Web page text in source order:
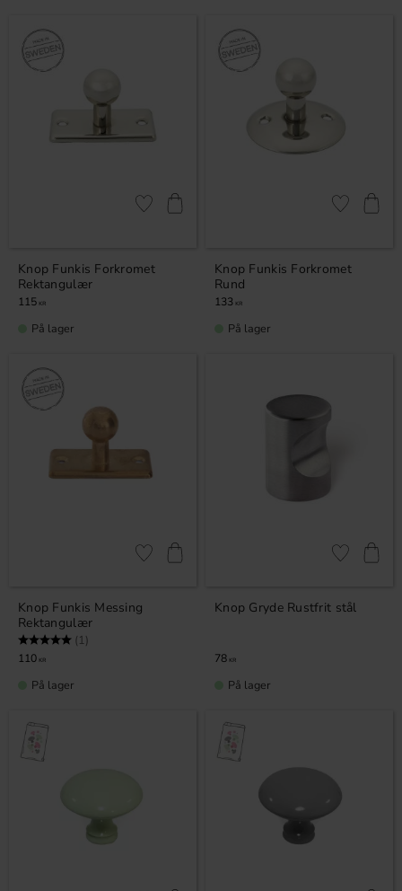
Knop Funkis Forkromet
Rektangulær
115 KR
Gem som favorit
På lager
Knop Funkis Forkromet
Rund
133 KR
Gem som
På lager
Knop Funkis Messing
Rektangulær
Vurdering: (1)
110 KR
Gem som favorit
På lager
Knop Gryde Rustfrit stål
78 KR
Gem som
På lager